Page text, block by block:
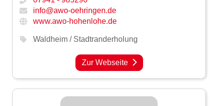
info@awo-oehringen.de
www.awo-hohenlohe.de
Waldheim / Stadtranderholung
Zur Webseite